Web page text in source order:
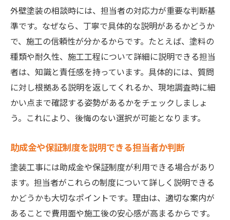
視
外壁塗装で納得するには担当者の説明が不
可欠
実績豊富な塗装担当者の見分け方とポイン
ト
助成金や費用相談に強い担当者が安心の理
由
アフターフォローまで考えた塗装担当者選
静岡市の外壁塗装相談で役立つ担当者の条
件
外壁塗装の相談時には、担当者の対応力が重要な判断基
準です。なぜなら、丁寧で具体的な説明があるかどうか
で、施工の信頼性が分かるからです。たとえば、塗料の
種類や耐久性、施工工程について詳細に説明できる担当
者は、知識と責任感を持っています。具体的には、質問
に対し根拠ある説明を返してくれるか、現地調査時に細
かい点まで確認する姿勢があるかをチェックしましょ
う。これにより、後悔のない選択が可能となります。
助成金や保証制度を説明できる担当者か判断
塗装工事には助成金や保証制度が利用できる場合があり
ます。担当者がこれらの制度について詳しく説明できる
かどうかも大切なポイントです。理由は、適切な案内が
あることで費用面や施工後の安心感が高まるからです。